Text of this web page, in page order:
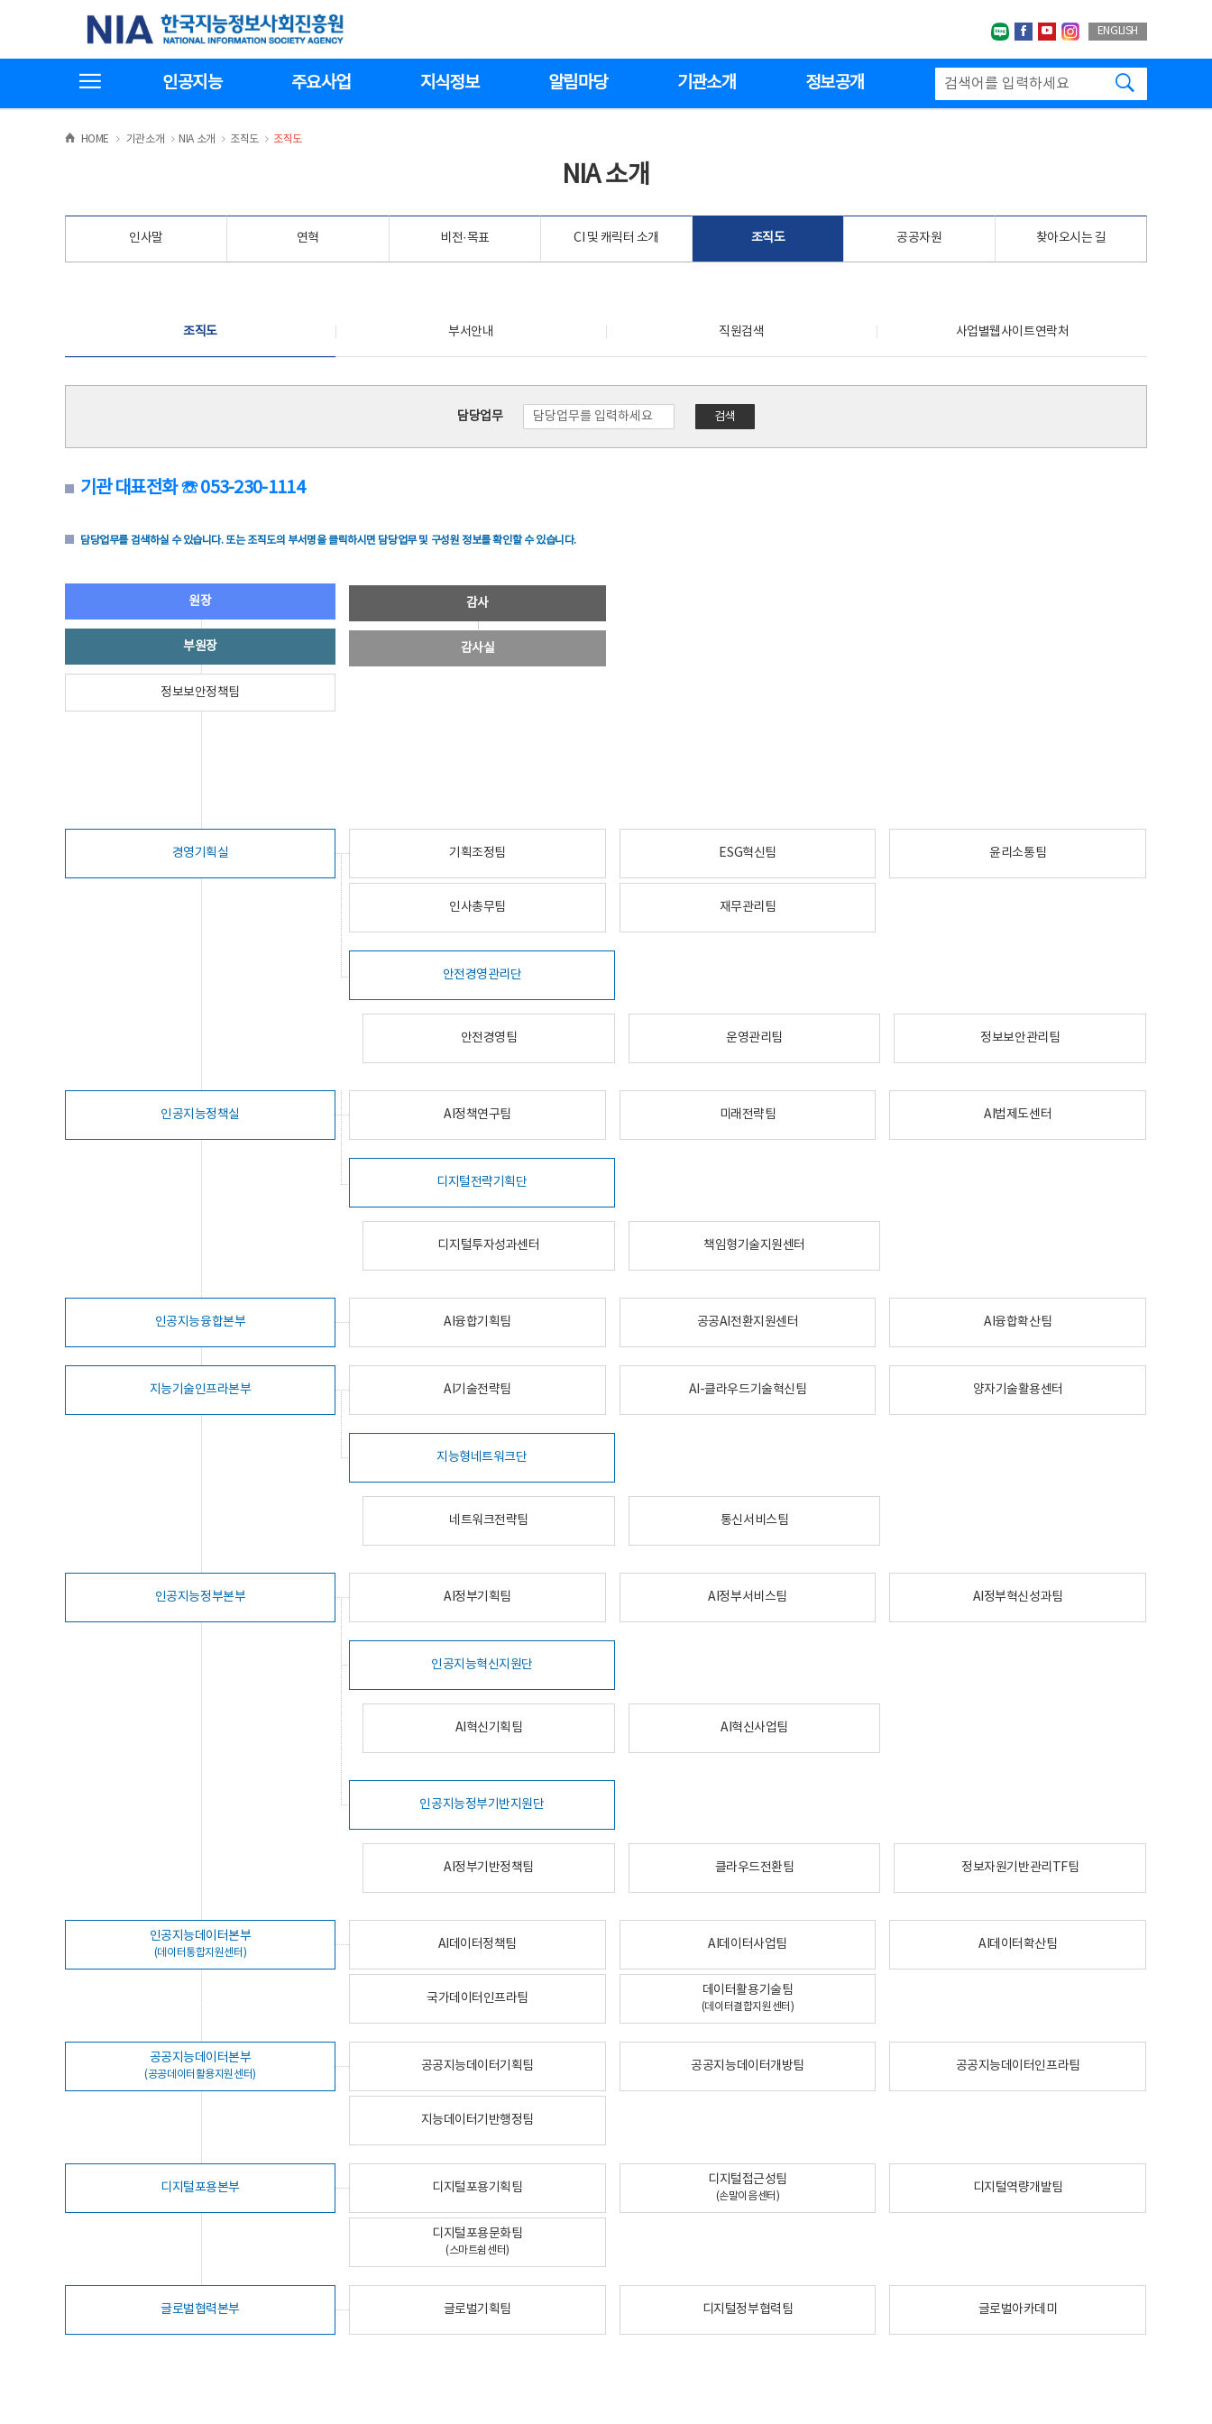
기
한국지능정보사회진흥원
네이버블로그
페이스북
유투브인스타그랩
ENGLISH
인공지능 주요사업 지식정보 알림마당 기관소개 정보공개
HOME >
기관소개 >NIA 소개 >
조직도 >
조직도
NIA 소개
인사말 연혁 비전·목표 CI 및 캐릭터 소개 조직도 공공자원 찾아오시는 길
조직도 부서안내 직원검색 사업별웹사이트연락처
담당업무 검색
기관 대표전화 ☏ 053-230-1114
담당업무를 검색하실 수 있습니다. 또는 조직도의 부서명을 클릭하시면 담당업무 및 구성원 정보를 확인할 수 있습니다.
원장
부원장
정보보안정책팀
감사
감사실
경영기획실 기획조정팀 ESG혁신팀 윤리소통팀
인사총무팀 재무관리팀
안전경영관리단
안전경영팀 운영관리팀 정보보안관리팀
인공지능정책실 AI정책연구팀 미래전략팀 AI법제도센터
디지털전략기획단
디지털투자성과센터 책임형기술지원센터
인공지능융합본부 AI융합기획팀 공공AI전환지원센터 AI융합확산팀
지능기술인프라본부 AI기술전략팀 AI-클라우드기술혁신팀 양자기술활용센터
지능형네트워크단
네트워크전략팀 통신서비스팀
인공지능정부본부 AI정부기획팀 AI정부서비스팀 AI정부혁신성과팀
인공지능혁신지원단
AI혁신기획팀 AI혁신사업팀
인공지능정부기반지원단
AI정부기반정책팀 클라우드전환팀 정보자원기반관리TF팀
인공지능데이터본부
(데이터통합지원센터)
AI데이터정책팀 AI데이터사업팀 AI데이터확산팀
국가데이터인프라팀
데이터활용기술팀
(데이터결합지원센터)
공공지능데이터본부
(공공데이터활용지원센터)
공공지능데이터기획팀 공공지능데이터개방팀 공공지능데이터인프라팀
지능데이터기반행정팀
디지털포용본부 디지털포용기획팀
디지털접근성팀
(손말이음센터)
디지털역량개발팀
디지털포용문화팀
(스마트쉼센터)
글로벌협력본부 글로벌기획팀 디지털정부협력팀 글로벌아카데미